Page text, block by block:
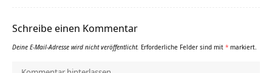
Schreibe einen Kommentar
Deine E-Mail-Adresse wird nicht veröffentlicht. Erforderliche Felder sind mit * markiert.